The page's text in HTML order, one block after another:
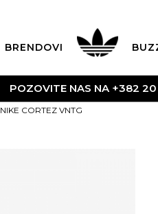
BRENDOVI
POZOVITE NAS NA +382
CORTEZ VNTG